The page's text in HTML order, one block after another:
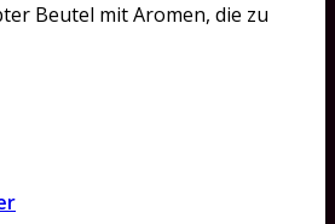
Beutel mit Aromen, die zu